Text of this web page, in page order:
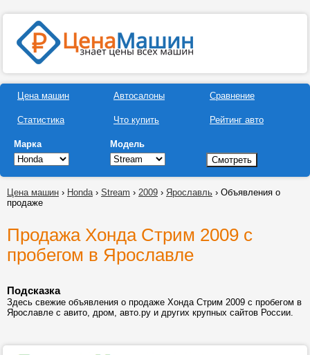
Цена машин
Статистика
Автосалоны
Что купить
Сравнение
Рейтинг авто
Марка Модель
Цена машин › Honda› Stream › 2009 › Ярославль › Объявления о
продаже
Продажа Хонда Стрим 2009 с
пробегом в Ярославле
Подсказка
Здесь свежие объявления о продаже Хонда Стрим 2009 с пробегом в
Ярославле с авито, дром, авто.ру и других крупных сайтов России.